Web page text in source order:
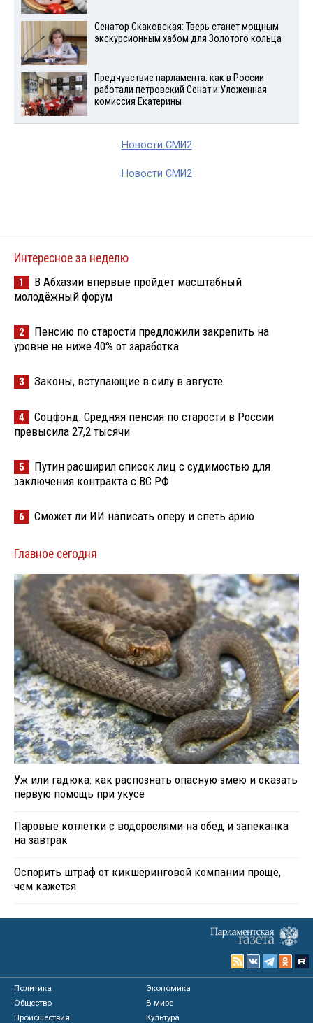
Сенатор Скаковская: Тверь станет мощным
экскурсионным хабом для Золотого кольца
Предчувствие парламента: как в России
работали петровский Сенат и Уложенная
комиссия Екатерины
Новости СМИ2
Новости СМИ2
Интересное за неделю
1
В Абхазии впервые пройдёт масштабный
молодёжный форум
2
Пенсию по старости предложили закрепить на
уровне не ниже 40% от заработка
3 Законы, вступающие в силу в августе
4
Соцфонд: Средняя пенсия по старости в России
превысила 27,2 тысячи
5
Путин расширил список лиц с судимостью для
заключения контракта с ВС РФ
6 Сможет ли ИИ написать оперу и спеть арию
Главное сегодня
Уж или гадюка: как распознать опасную змею и оказать
первую помощь при укусе
Паровые котлетки с водорослями на обед и запеканка
на завтрак
Оспорить штраф от кикшеринговой компании проще,
чем кажется
Политика
Экономика
Общество
В мире
Происшествия
Культура